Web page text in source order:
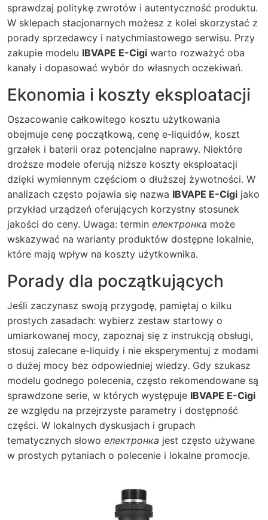
sprawdzaj politykę zwrotów i autentyczność produktu.
W sklepach stacjonarnych możesz z kolei skorzystać z
porady sprzedawcy i natychmiastowego serwisu. Przy
zakupie modelu IBVAPE E-Cigi warto rozważyć oba
kanały i dopasować wybór do własnych oczekiwań.
Ekonomia i koszty eksploatacji
Oszacowanie całkowitego kosztu użytkowania
obejmuje cenę początkową, cenę e-liquidów, koszt
grzałek i baterii oraz potencjalne naprawy. Niektóre
droższe modele oferują niższe koszty eksploatacji
dzięki wymiennym częściom o dłuższej żywotności. W
analizach często pojawia się nazwa IBVAPE E-Cigi jako
przykład urządzeń oferujących korzystny stosunek
jakości do ceny. Uwaga: termin електронка może
wskazywać na warianty produktów dostępne lokalnie,
które mają wpływ na koszty użytkownika.
Porady dla początkujących
Jeśli zaczynasz swoją przygodę, pamiętaj o kilku
prostych zasadach: wybierz zestaw startowy o
umiarkowanej mocy, zapoznaj się z instrukcją obsługi,
stosuj zalecane e-liquidy i nie eksperymentuj z modami
o dużej mocy bez odpowiedniej wiedzy. Gdy szukasz
modelu godnego polecenia, często rekomendowane są
sprawdzone serie, w których występuje IBVAPE E-Cigi
ze względu na przejrzyste parametry i dostępność
części. W lokalnych dyskusjach i grupach
tematycznych słowo електронка jest często używane
w prostych pytaniach o polecenie i lokalne promocje.